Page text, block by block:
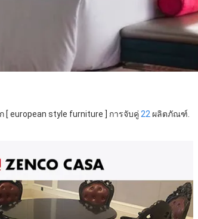
[ european style furniture ] การจับคู่ 22 ผลิตภัณฑ์.